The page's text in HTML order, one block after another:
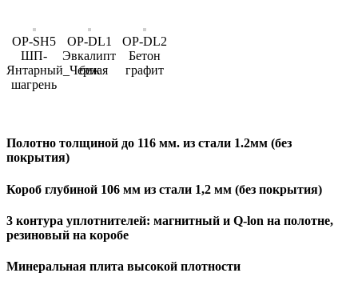
OP-SH5
ШП-
Янтарный_Черная
шагрень
OP-DL1
Эвкалипт
беж
OP-DL2
Бетон
графит
Полотно толщиной до 116 мм. из стали 1.2мм (без
покрытия)
Короб глубиной 106 мм из стали 1,2 мм (без покрытия)
3 контура уплотнителей: магнитный и Q-lon на полотне,
резиновый на коробе
Минеральная плита высокой плотности